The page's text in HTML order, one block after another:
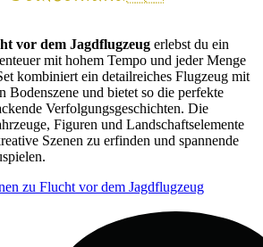
vor dem Jagdflugzeug erlebst du ein
mit hohem Tempo und jeder Menge
kombiniert ein detailreiches Flugzeug mit
Bodenszene und bietet so die perfekte
Verfolgungsgeschichten. Die
Figuren und Landschaftselemente
Szenen zu erfinden und spannende
zu Flucht vor dem Jagdflugzeug